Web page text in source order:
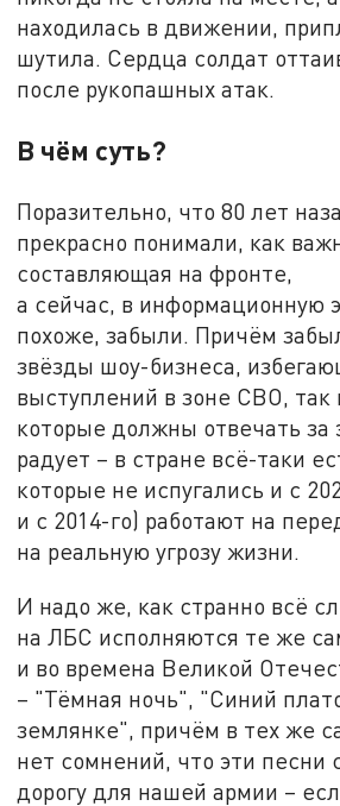
находилась в движении,
шутила. Сердца солдат
после рукопашных атак.
В чём суть?
Поразительно, что 80 лет
прекрасно понимали, как
составляющая на фронте,
а сейчас, в информационную
похоже, забыли. Причём
звёзды шоу-бизнеса,
выступлений в зоне СВО, так
которые должны отвечать за
радует – в стране всё-таки
которые не испугались и с
и с 2014-го) работают на
на реальную угрозу жизни.
И надо же, как странно всё
на ЛБС исполняются те же
и во времена Великой
– "Тёмная ночь", "Синий
землянке", причём в тех же
нет сомнений, что эти песни
дорогу для нашей армии –